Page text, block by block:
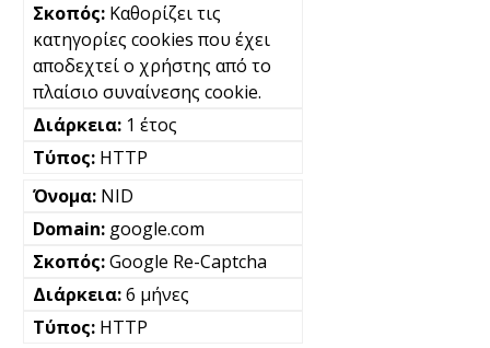
Καθορίζει τις
κατηγορίες cookies που έχει
αποδεχτεί ο χρήστης από το
πλαίσιο συναίνεσης cookie.
1 έτος
HTTP
NID
google.com
Google Re-Captcha
6 μήνες
HTTP